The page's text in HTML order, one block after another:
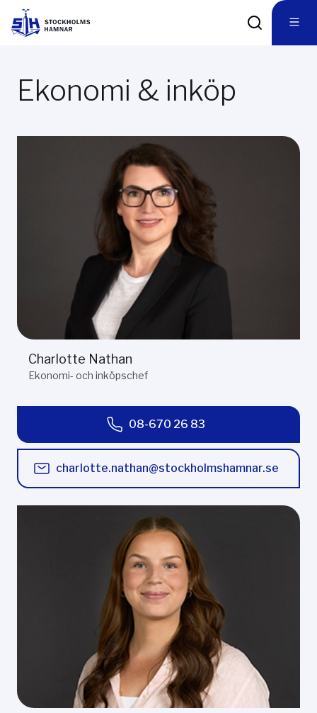
Ekonomi & inköp
Charlotte Nathan
Ekonomi- och inköpschef
08-670 26 83
charlotte.nathan@stockholmshamnar.se